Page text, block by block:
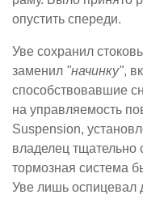
опустить спереди.
Уве сохранил
заменил "начинку",
способствовавшие
на управляемость
Suspension,
владелец тщательно
тормозная система
Уве лишь оспицевал